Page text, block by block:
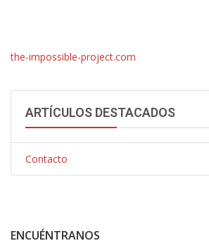
the-impossible-project.com
ARTÍCULOS DESTACADOS
Contacto
ENCUÉNTRANOS